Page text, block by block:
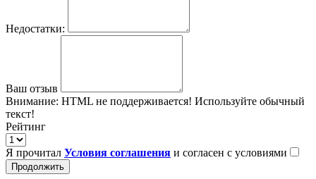
Недостатки:
Ваш отзыв
Внимание: HTML не поддерживается! Используйте обычный
текст!
Рейтинг
Я прочитал Условия соглашения и согласен с условиями
Продолжить